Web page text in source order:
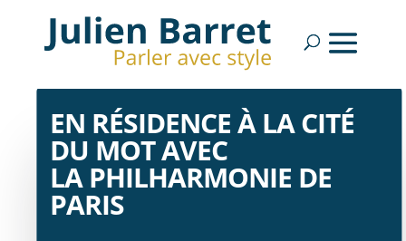
EN RÉSIDENCE À LA CITÉ
DU MOT AVEC
LA PHILHARMONIE DE
PARIS